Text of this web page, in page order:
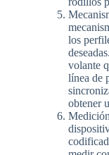
los
volante
línea de
obtener